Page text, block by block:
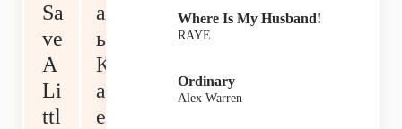
Sa
ve
A
Li
ttl
ав
ь
К
ап
ел
Where Is My Husband!
RAYE
Ordinary
Alex Warren